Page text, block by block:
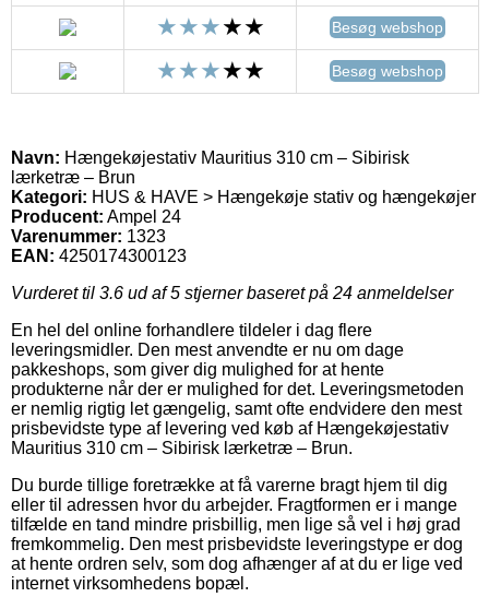
Besøg webshop
Besøg webshop
Navn: Hængekøjestativ Mauritius 310 cm – Sibirisk
lærketræ – Brun
Kategori: HUS & HAVE > Hængekøje stativ og hængekøjer
Producent: Ampel 24
Varenummer: 1323
EAN: 4250174300123
Vurderet til 3.6 ud af 5 stjerner baseret på 24 anmeldelser
En hel del online forhandlere tildeler i dag flere
leveringsmidler. Den mest anvendte er nu om dage
pakkeshops, som giver dig mulighed for at hente
produkterne når der er mulighed for det. Leveringsmetoden
er nemlig rigtig let gængelig, samt ofte endvidere den mest
prisbevidste type af levering ved køb af Hængekøjestativ
Mauritius 310 cm – Sibirisk lærketræ – Brun.
Du burde tillige foretrække at få varerne bragt hjem til dig
eller til adressen hvor du arbejder. Fragtformen er i mange
tilfælde en tand mindre prisbillig, men lige så vel i høj grad
fremkommelig. Den mest prisbevidste leveringstype er dog
at hente ordren selv, som dog afhænger af at du er lige ved
internet virksomhedens bopæl.